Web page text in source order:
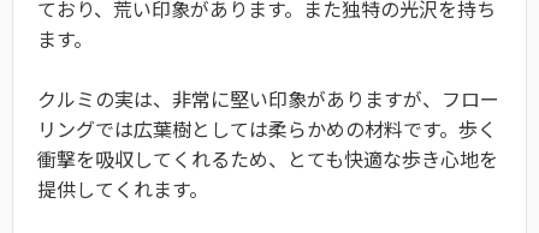
ており、荒い印象があります。また独特の光沢を持ち
ます。
クルミの実は、非常に堅い印象がありますが、フロー
リングでは広葉樹としては柔らかめの材料です。歩く
衝撃を吸収してくれるため、とても快適な歩き心地を
提供してくれます。